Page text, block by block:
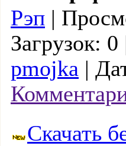
Рэп |
Загрузок:
pmojka |
Скачать